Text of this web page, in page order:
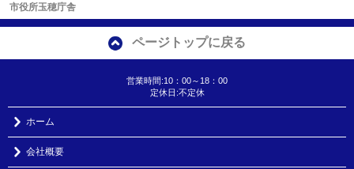
市役所玉穂庁舎
ページトップに戻る
営業時間:10：00～18：00
定休日:不定休
ホーム
会社概要